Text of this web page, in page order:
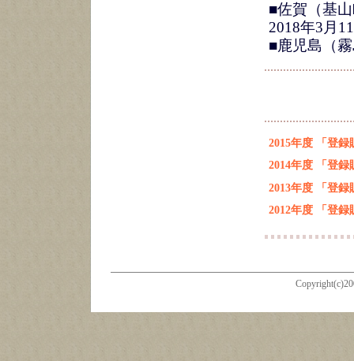
■佐賀（基
2018年3月
■鹿児島（